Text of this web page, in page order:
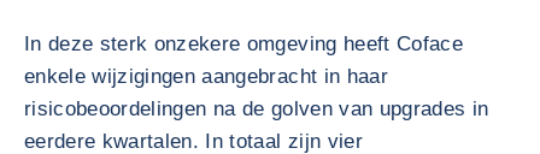
In deze sterk onzekere omgeving heeft Coface
enkele wijzigingen aangebracht in haar
risicobeoordelingen na de golven van upgrades in
eerdere kwartalen. In totaal zijn vier